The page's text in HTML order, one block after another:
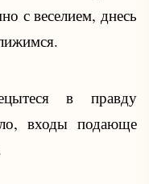
с веселием, днесь
в правду
входы подающе